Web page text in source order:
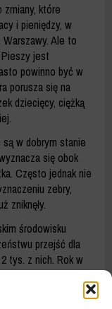
które
i pieniędzy, w
Ale to
jest
powinno być w
porusza się na
dziecięcy, ciężką
są w dobrym stanie
się obok
Często jednak nie
zebry,
zniknęły.
środowisku
przejść dla
tys. z nich. Rok w
likwidacji
przez